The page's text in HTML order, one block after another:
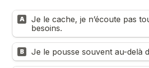
A
Je le cache, je n’écoute pas
besoins.
B Je le pousse souvent au-delà